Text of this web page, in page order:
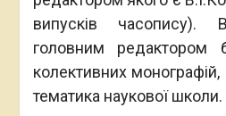
випусків часопису).
головним редактором
колективних
тематика наукової школи.